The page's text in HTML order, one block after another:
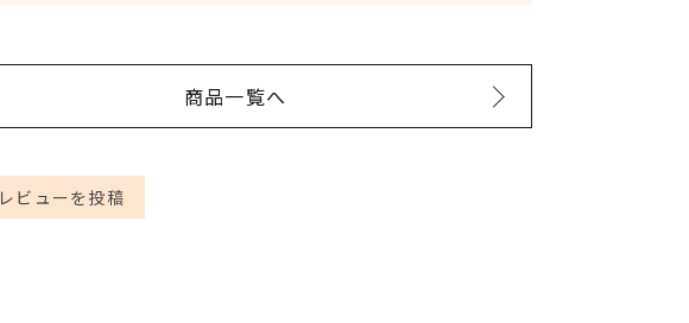
商品一覧へ
レビューを投稿